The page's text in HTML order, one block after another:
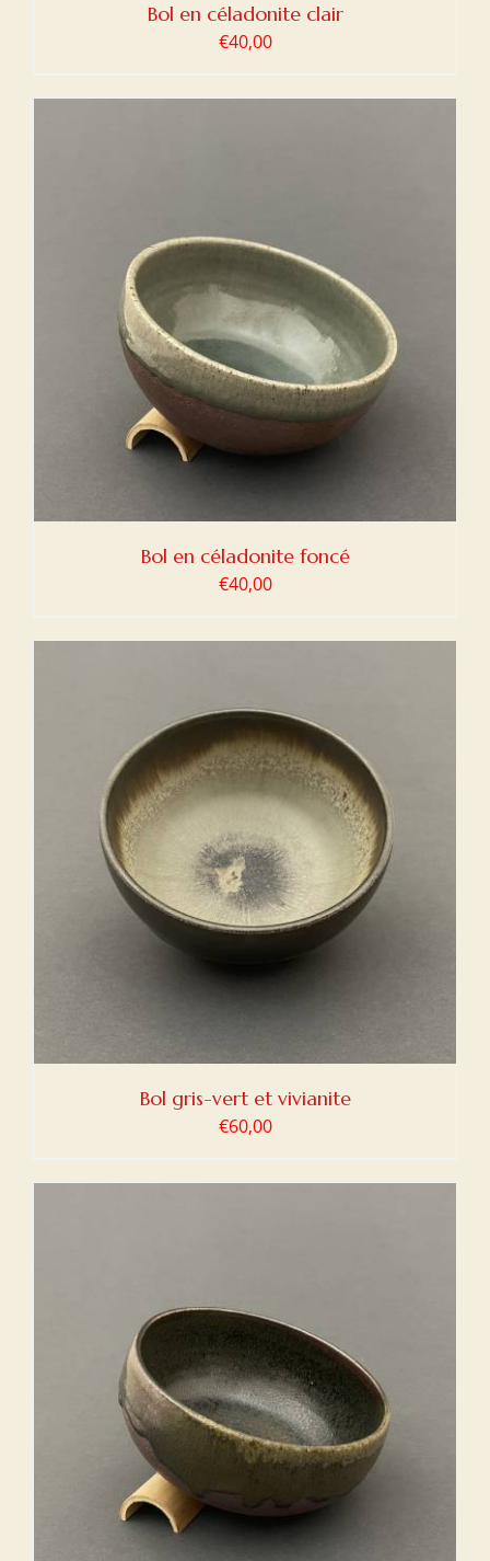
Bol en céladonite clair
€40,00
Bol en céladonite foncé
€40,00
Bol gris-vert et vivianite
€60,00